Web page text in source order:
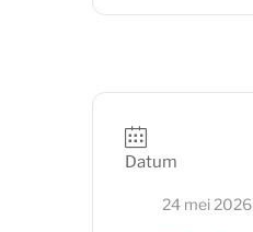
Datum
24 mei 2026